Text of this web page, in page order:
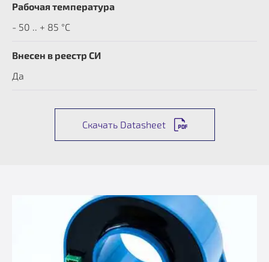
Рабочая температура
- 50 .. + 85 °C
Внесен в реестр СИ
Да
Скачать Datasheet